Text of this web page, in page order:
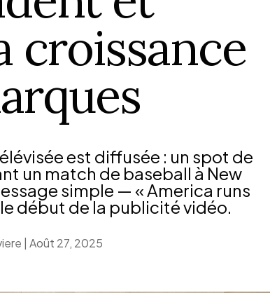
croissance
est diffusée : un spot de
un match de baseball à New
simple — « America runs
début de la publicité vidéo.
Août 27, 2025